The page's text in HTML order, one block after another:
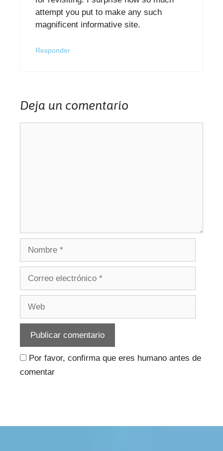
attempt you put to make any such
magnificent informative site.
Responder
Deja un comentario
Por favor, confirma que eres humano antes de
comentar